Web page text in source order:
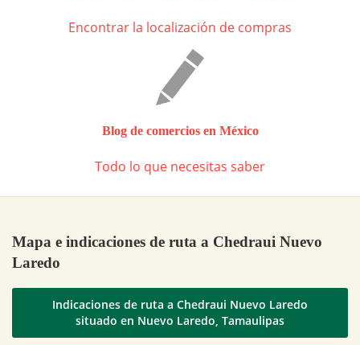
Encontrar la localización de compras
Blog de comercios en México
Todo lo que necesitas saber
Mapa e indicaciones de ruta a Chedraui Nuevo
Laredo
Indicaciones de ruta a Chedraui Nuevo Laredo
situado en Nuevo Laredo, Tamaulipas